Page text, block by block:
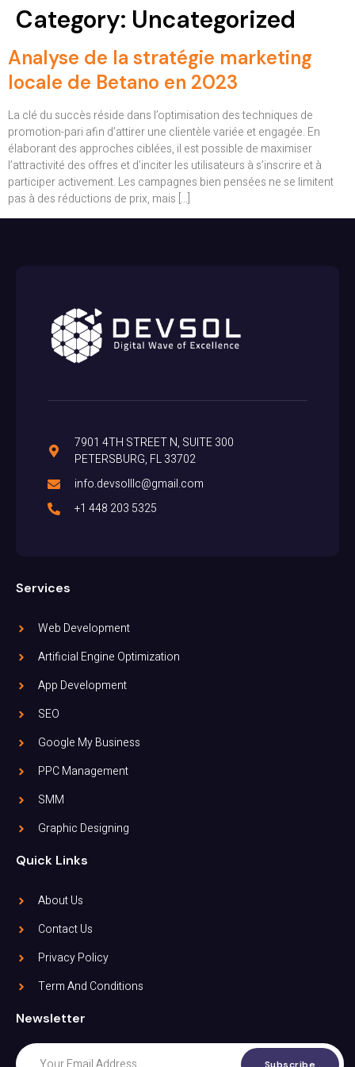
Category: Uncategorized
Analyse de la stratégie marketing
locale de Betano en 2023
La clé du succès réside dans l’optimisation des techniques de
promotion-pari afin d’attirer une clientèle variée et engagée. En
élaborant des approches ciblées, il est possible de maximiser
l’attractivité des offres et d’inciter les utilisateurs à s’inscrire et à
participer activement. Les campagnes bien pensées ne se limitent
pas à des réductions de prix, mais […]
7901 4TH STREET N, SUITE 300
PETERSBURG, FL 33702
info.devsolllc@gmail.com
+1 448 203 5325
Services
Web Development
Artificial Engine Optimization
App Development
SEO
Google My Business
PPC Management
SMM
Graphic Designing
Quick Links
About Us
Contact Us
Privacy Policy
Term And Conditions
Newsletter
Subscribe